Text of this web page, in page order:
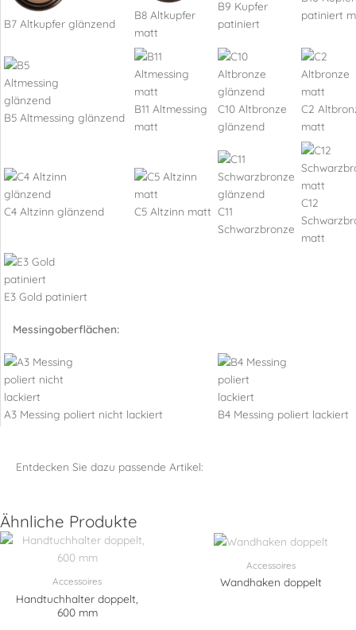
B7 Altkupfer glänzend
B8 Altkupfer
matt
B9 Kupfer
patiniert
patiniert
B5 Altmessing glänzend
B11 Altmessing
matt
C10 Altbronze
glänzend
C2
matt
C4 Altzinn glänzend C5 Altzinn matt C11
Schwarzbronze
C12
matt
E3 Gold patiniert
Messingoberflächen:
A3 Messing poliert nicht lackiert B4 Messing poliert lackiert
Entdecken Sie dazu passende Artikel:
Ähnliche Produkte
Accessoires
Handtuchhalter doppelt,
600 mm
Accessoires
Wandhaken doppelt